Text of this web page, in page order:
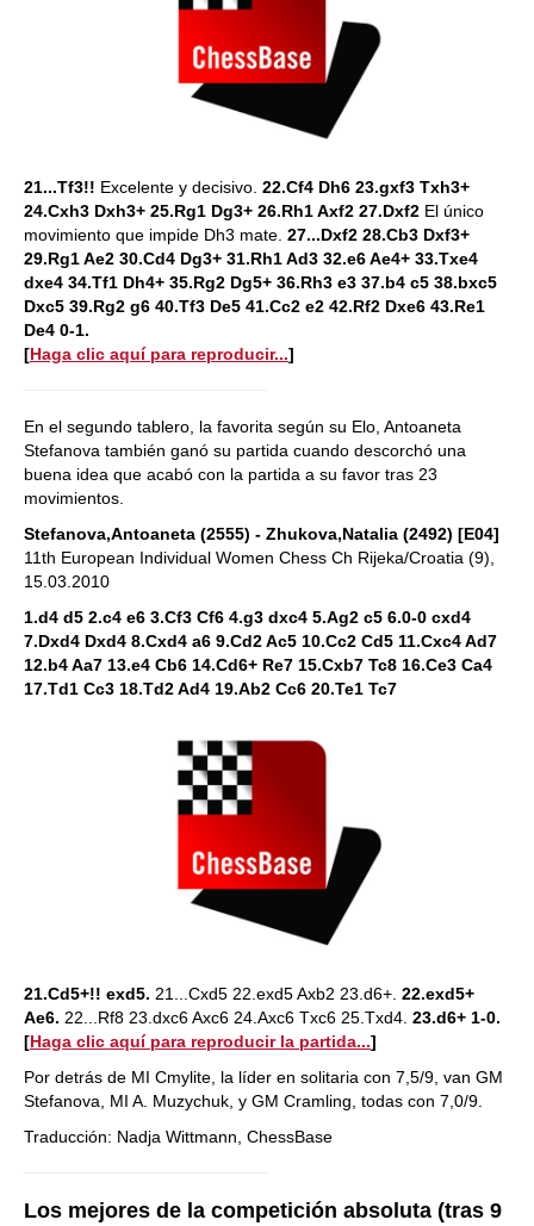
21...Tf3!! Excelente y decisivo. 22.Cf4 Dh6 23.gxf3 Txh3+
24.Cxh3 Dxh3+ 25.Rg1 Dg3+ 26.Rh1 Axf2 27.Dxf2 El único
movimiento que impide Dh3 mate. 27...Dxf2 28.Cb3 Dxf3+
29.Rg1 Ae2 30.Cd4 Dg3+ 31.Rh1 Ad3 32.e6 Ae4+ 33.Txe4
dxe4 34.Tf1 Dh4+ 35.Rg2 Dg5+ 36.Rh3 e3 37.b4 c5 38.bxc5
Dxc5 39.Rg2 g6 40.Tf3 De5 41.Cc2 e2 42.Rf2 Dxe6 43.Re1
De4 0-1.
[Haga clic aquí para reproducir...]
En el segundo tablero, la favorita según su Elo, Antoaneta
Stefanova también ganó su partida cuando descorchó una
buena idea que acabó con la partida a su favor tras 23
movimientos.
Stefanova,Antoaneta (2555) - Zhukova,Natalia (2492) [E04]
11th European Individual Women Chess Ch Rijeka/Croatia (9),
15.03.2010
1.d4 d5 2.c4 e6 3.Cf3 Cf6 4.g3 dxc4 5.Ag2 c5 6.0-0 cxd4
7.Dxd4 Dxd4 8.Cxd4 a6 9.Cd2 Ac5 10.Cc2 Cd5 11.Cxc4 Ad7
12.b4 Aa7 13.e4 Cb6 14.Cd6+ Re7 15.Cxb7 Tc8 16.Ce3 Ca4
17.Td1 Cc3 18.Td2 Ad4 19.Ab2 Cc6 20.Te1 Tc7
21.Cd5+!! exd5. 21...Cxd5 22.exd5 Axb2 23.d6+. 22.exd5+
Ae6. 22...Rf8 23.dxc6 Axc6 24.Axc6 Txc6 25.Txd4. 23.d6+ 1-0.
[Haga clic aquí para reproducir la partida...]
Por detrás de MI Cmylite, la líder en solitaria con 7,5/9, van GM
Stefanova, MI A. Muzychuk, y GM Cramling, todas con 7,0/9.
Traducción: Nadja Wittmann, ChessBase
Los mejores de la competición absoluta (tras 9